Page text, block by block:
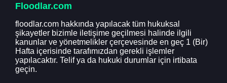
Floodlar.com
floodlar.com hakkında yapılacak tüm hukuksal
şikayetler bizimle iletişime geçilmesi halinde ilgili
kanunlar ve yönetmelikler çerçevesinde en geç 1 (Bir)
Hafta içerisinde tarafımızdan gerekli işlemler
yapılacaktır. Telif ya da hukuki durumlar için irtibata
geçin.